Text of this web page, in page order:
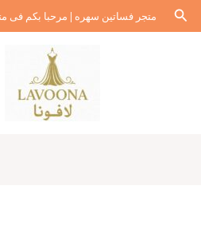
البحثمتجر فساتين سهره | مرحبا بكم فى